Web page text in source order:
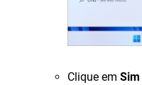
Clique em Sim